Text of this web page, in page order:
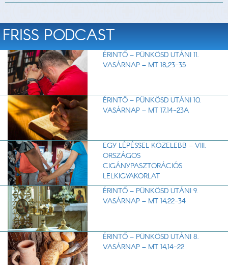
FRISS PODCAST
ÉRINTŐ – PÜNKÖSD UTÁNI 11.
VASÁRNAP – MT 18,23-35
ÉRINTŐ – PÜNKÖSD UTÁNI 10.
VASÁRNAP – MT 17,14-23A
EGY LÉPÉSSEL KÖZELEBB – VIII.
ORSZÁGOS
CIGÁNYPASZTORÁCIÓS
LELKIGYAKORLAT
ÉRINTŐ – PÜNKÖSD UTÁNI 9.
VASÁRNAP – MT 14,22-34
ÉRINTŐ – PÜNKÖSD UTÁNI 8.
VASÁRNAP – MT 14,14-22